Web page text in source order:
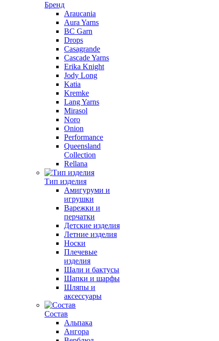
Бренд
Araucania
Aura Yarns
BC Garn
Drops
Casagrande
Cascade Yarns
Erika Knight
Jody Long
Katia
Kremke
Lang Yarns
Mirasol
Noro
Onion
Performance
Queensland
Collection
Rellana
Тип изделия
Амигуруми и
игрушки
Варежки и
перчатки
Детские изделия
Летние изделия
Носки
Плечевые
изделия
Шали и бактусы
Шапки и шарфы
Шляпы и
аксессуары
Состав
Альпака
Ангора